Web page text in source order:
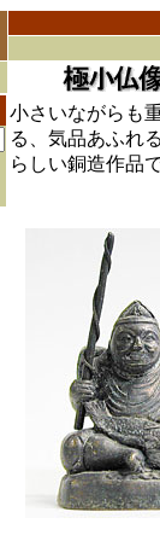
小さいながらも
る、気品あふれ
らしい銅造作品で